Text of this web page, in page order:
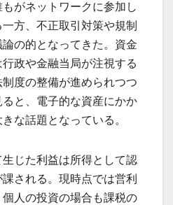
がネットワークに参加し
方、不正取引対策や規制
の的となってきた。資金
政や金融当局が注視する
度の整備が進められつつ
と、電子的な資産にかか
な話題となっている。
じた利益は所得として認
される。現時点では営利
人の投資の場合も課税の